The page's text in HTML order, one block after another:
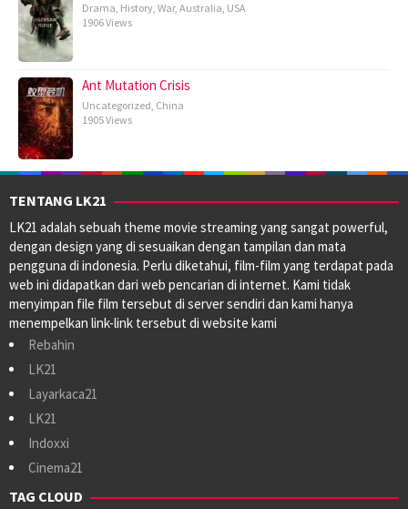
Drama, History, War, Australia, USA
1906 Views
Ant Mutation Crisis
Uncategorized, China
1905 Views
TENTANG LK21
LK21 adalah sebuah theme movie streaming yang sangat powerful,
dengan design yang di sesuaikan dengan tampilan dan mata
pengguna di indonesia. Perlu diketahui, film-film yang terdapat pada
web ini didapatkan dari web pencarian di internet. Kami tidak
menyimpan file film tersebut di server sendiri dan kami hanya
menempelkan link-link tersebut di website kami
Rebahin
LK21
Layarkaca21
LK21
Indoxxi
Cinema21
TAG CLOUD